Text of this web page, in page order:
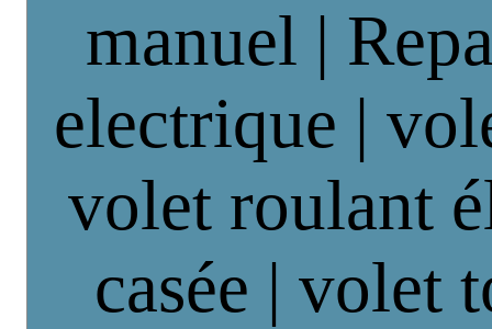
manuel |
electrique |
volet roulant
casée | volet